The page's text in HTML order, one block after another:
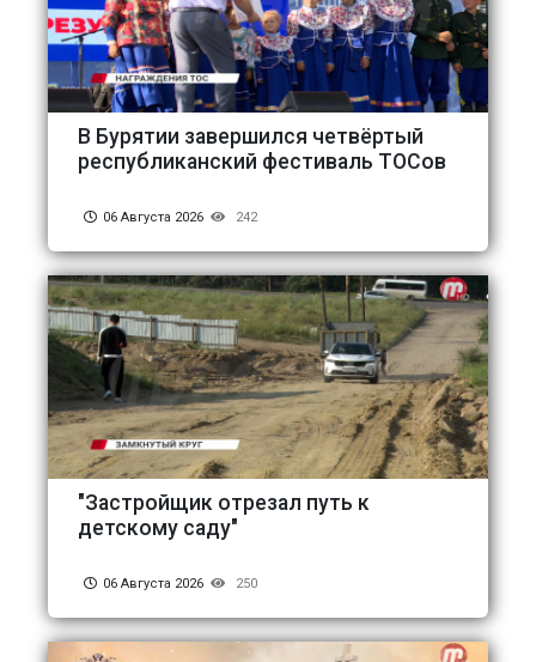
В Бурятии завершился четвёртый
республиканский фестиваль ТОСов
06 Августа 2026 242
"Застройщик отрезал путь к
детскому саду"
06 Августа 2026 250